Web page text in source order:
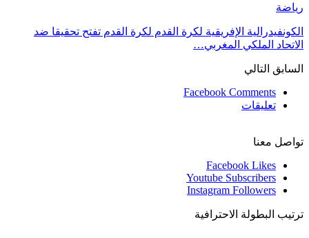
رياضة
الكونفيدرالية الإفريقية لكرة القدم لكرة القدم تفتح تحقيقا ضد
الاتحاد الملكي المغربي…
السابق التالي
Facebook Comments
تعليقات
تواصل معنا
Facebook Likes
Youtube Subscribers
Instagram Followers
ترتيب البطولة الاحترافية